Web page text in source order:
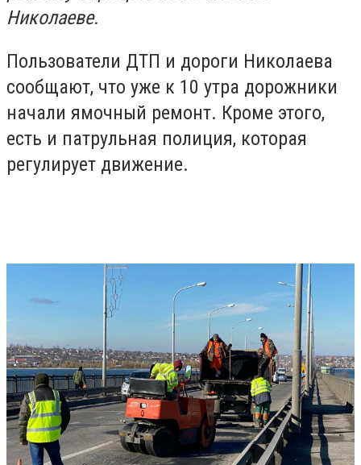
Николаеве.
Пользователи ДТП и дороги Николаева
сообщают, что уже к 10 утра дорожники
начали ямочный ремонт. Кроме этого,
есть и патрульная полиция, которая
регулирует движение.